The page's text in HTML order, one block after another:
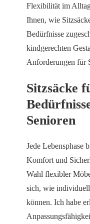
Flexibilität im
Ihnen, wie
Bedürfnisse
kindgerechten
Anforderungen für
Sitzsäcke
Senioren
Jede Lebensphase
Komfort und
Wahl flexibler
sich, wie
können. Ich habe